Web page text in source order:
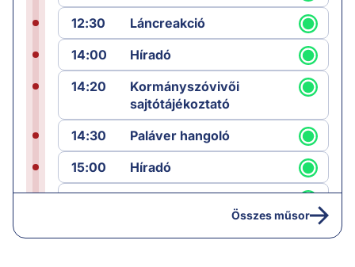
12:30
Láncreakció
14:00
Híradó
14:20
Kormányszóvivői
sajtótájékoztató
14:30
Paláver hangoló
15:00
Híradó
15:30
Paláver
Összes műsor